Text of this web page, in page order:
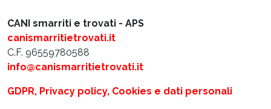
CANI smarriti e trovati - APS
canismarritietrovati.it
C.F. 96559780588
info@canismarritietrovati.it
GDPR, Privacy policy, Cookies e dati personali